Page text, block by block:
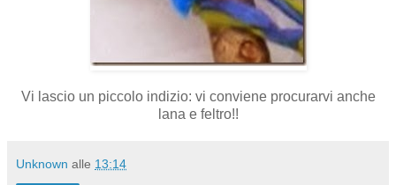
Vi lascio un piccolo indizio: vi conviene procurarvi anche
lana e feltro!!
Unknown alle 13:14